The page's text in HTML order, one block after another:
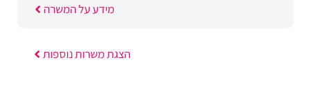
מידע על המשרה
הצגת משרות נוספות